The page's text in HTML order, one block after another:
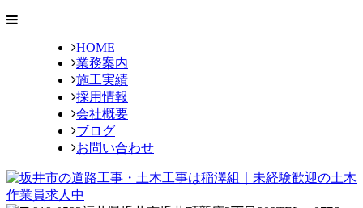
HOME
業務案内
施工実績
採用情報
会社概要
ブログ
お問い合わせ